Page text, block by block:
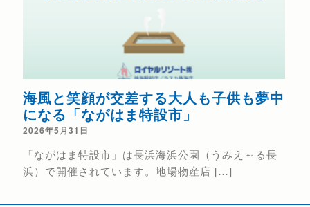
海風と笑顔が交差する大人も子供も夢中
になる「ながはま特設市」
2026年5月31日
「ながはま特設市」は長浜海浜公園（うみえ～る長
浜）で開催されています。地場物産店 […]